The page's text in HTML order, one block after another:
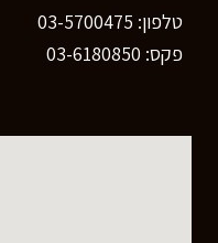
טלפון: 03-5700475
פקס: 03-6180850